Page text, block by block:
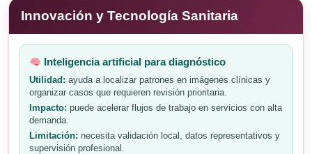
Innovación y Tecnología Sanitaria
Inteligencia artificial para diagnóstico
Utilidad: ayuda a localizar patrones en imágenes clínicas y
organizar casos que requieren revisión prioritaria.
Impacto: puede acelerar flujos de trabajo en servicios con alta
demanda.
Limitación: necesita validación local, datos representativos y
supervisión profesional.